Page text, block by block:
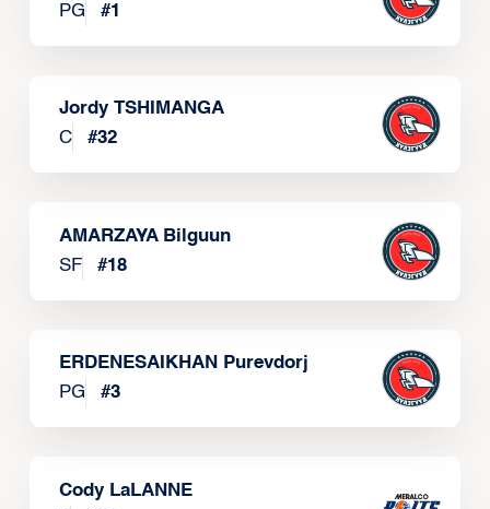
PG
#1
Jordy TSHIMANGA
C
#32
AMARZAYA Bilguun
SF
#18
ERDENESAIKHAN Purevdorj
PG
#3
Cody LaLANNE